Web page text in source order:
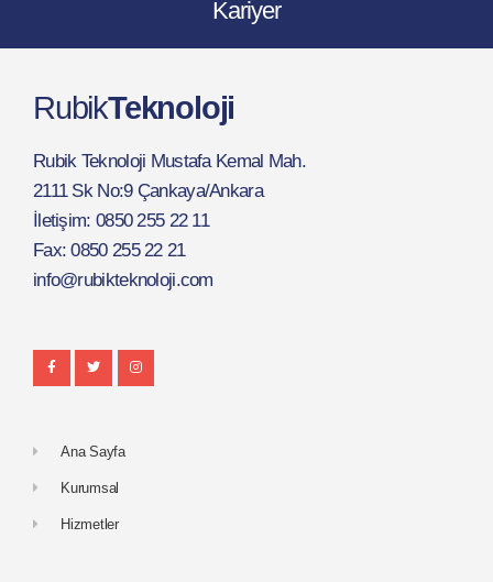
Kariyer
RubikTeknoloji
Rubik Teknoloji Mustafa Kemal Mah.
2111 Sk No:9 Çankaya/Ankara
İletişim: 0850 255 22 11
Fax: 0850 255 22 21
info@rubikteknoloji.com
Ana Sayfa
Kurumsal
Hizmetler